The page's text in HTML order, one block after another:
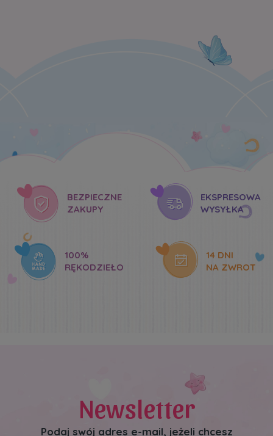
BEZPIECZNE
ZAKUPY
EKSPRESOWA
WYSYŁKA
100%
RĘKODZIEŁO
14 DNI
NA ZWROT
Newsletter
Podaj swój adres e-mail, jeżeli chcesz